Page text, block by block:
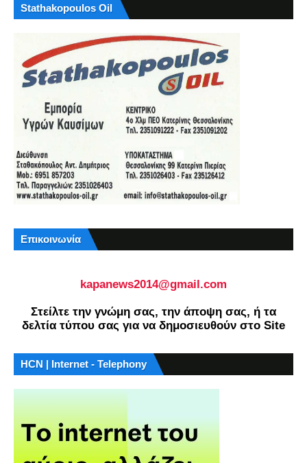
Stathakopoulos Oil
Επικοινωνία
kapanews2014@gmail.com
Στείλτε την γνώμη σας, την άποψη σας, ή τα
δελτία τύπου σας για να δημοσιευθούν στο Site
HCN | Internet - Telephony